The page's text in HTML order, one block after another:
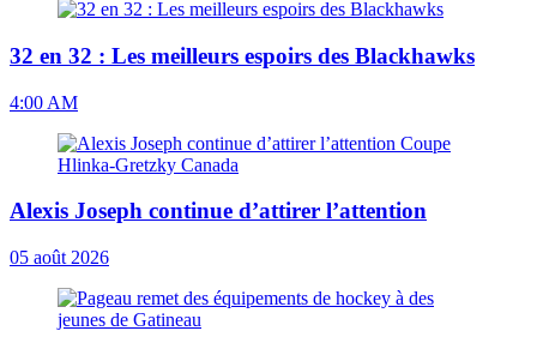
32 en 32 : Les meilleurs espoirs des Blackhawks
4:00 AM
Alexis Joseph continue d’attirer l’attention
05 août 2026